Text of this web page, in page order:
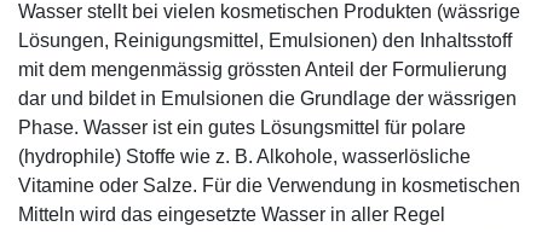
Wasser stellt bei vielen kosmetischen Produkten (wässrige
Lösungen, Reinigungsmittel, Emulsionen) den Inhaltsstoff
mit dem mengenmässig grössten Anteil der Formulierung
dar und bildet in Emulsionen die Grundlage der wässrigen
Phase. Wasser ist ein gutes Lösungsmittel für polare
(hydrophile) Stoffe wie z. B. Alkohole, wasserlösliche
Vitamine oder Salze. Für die Verwendung in kosmetischen
Mitteln wird das eingesetzte Wasser in aller Regel